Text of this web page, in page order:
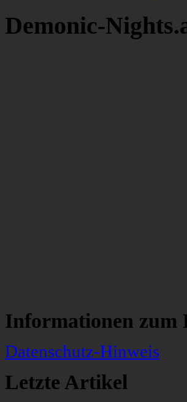
Demonic-
Informationen zum
Datenschutz-Hinweis
Letzte Artikel